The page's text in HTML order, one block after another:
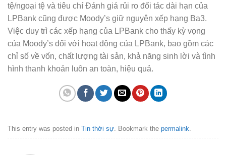
tệ/ngoại tệ và tiêu chí Đánh giá rủi ro đối tác dài hạn của
LPBank cũng được Moody’s giữ nguyên xếp hạng Ba3.
Việc duy trì các xếp hạng của LPBank cho thấy kỳ vọng
của Moody’s đối với hoạt động của LPBank, bao gồm các
chỉ số về vốn, chất lượng tài sản, khả năng sinh lời và tình
hình thanh khoản luôn an toàn, hiệu quả.
This entry was posted in Tin thời sự . Bookmark the permalink